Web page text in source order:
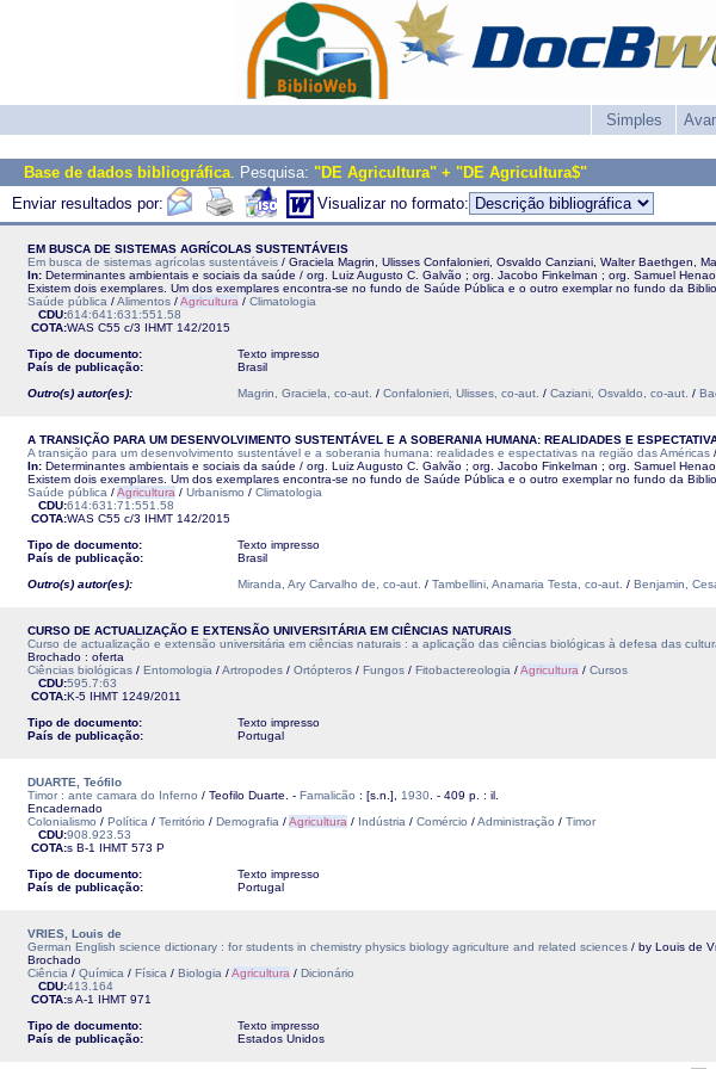
Simples
Base de dados bibliográfica. Pesquisa: "DE Agricultura" + "DE Agricultura$"
Enviar resultados por:
Visualizar no formato:
EM BUSCA DE SISTEMAS AGRÍCOLAS SUSTENTÁVEIS
Em busca de sistemas agrícolas sustentáveis / Graciela Magrin, Ulisses Confalonieri, Osvaldo Canziani, Walter Baethgen,
In: Determinantes ambientais e sociais da saúde / org. Luiz Augusto C. Galvão ; org. Jacobo Finkelman ; org. Samuel
Existem dois exemplares. Um dos exemplares encontra-se no fundo de Saúde Pública e o outro exemplar no fundo da
Saúde pública /Alimentos /Agricultura / Climatologia
CDU:614:641:631:551.58
COTA:WAS C55 c/3 IHMT 142/2015
Tipo de documento:
Texto impresso
País de publicação:
Brasil
Outro(s) autor(es):
Magrin, Graciela, co-aut. / Confalonieri, Ulisses, co-aut. / Caziani, Osvaldo, co-aut. /
A TRANSIÇÃO PARA UM DESENVOLVIMENTO SUSTENTÁVEL E A SOBERANIA HUMANA: REALIDADES E
A transição para um desenvolvimento sustentável e a soberania humana: realidades e espectativas na região das Américas
In: Determinantes ambientais e sociais da saúde / org. Luiz Augusto C. Galvão ; org. Jacobo Finkelman ; org. Samuel
Existem dois exemplares. Um dos exemplares encontra-se no fundo de Saúde Pública e o outro exemplar no fundo da
Saúde pública /Agricultura / Urbanismo / Climatologia
CDU:614:631:71:551.58
COTA:WAS C55 c/3 IHMT 142/2015
Tipo de documento:
Texto impresso
País de publicação:
Brasil
Outro(s) autor(es):
Miranda, Ary Carvalho de, co-aut. / Tambellini, Anamaria Testa, co-aut. / Benjamin,
CURSO DE ACTUALIZAÇÃO E EXTENSÃO UNIVERSITÁRIA EM CIÊNCIAS NATURAIS
Curso de actualização e extensão universitária em ciências naturais : a aplicação das ciências biológicas à defesa das
Brochado : oferta
Ciências biológicas / Entomologia /Artropodes / Ortópteros / Fungos / Fitobactereologia /Agricultura / Cursos
CDU:595.7:63
COTA:K-5 IHMT 1249/2011
Tipo de documento:
Texto impresso
País de publicação:
Portugal
DUARTE, Teófilo
Timor : ante camara do Inferno / Teofilo Duarte. - Famalicão : [s.n.], 1930 . - 409 p. : il.
Encadernado
Colonialismo / Política / Território / Demografia /Agricultura / Indústria / Comércio /Administração / Timor
CDU:908.923.53
COTA:s B-1 IHMT 573 P
Tipo de documento:
Texto impresso
País de publicação:
Portugal
VRIES, Louis de
German English science dictionary : for students in chemistry physics biology agriculture and related sciences / by Louis de
Brochado
Ciência / Química / Física / Biologia /Agricultura / Dicionário
CDU:413.164
COTA:s A-1 IHMT 971
Tipo de documento:
Texto impresso
País de publicação:
Estados Unidos